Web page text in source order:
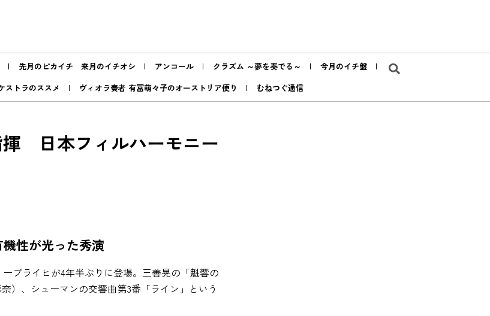
先月のピカイチ 来月のイチオシ アンコール クラズム ～夢を奏でる～
今月のイチ盤
ストラのススメ ヴィオラ奏者 有冨萌々子のオーストリア便り むねつぐ通信
揮 日本フィルハーモニー
性が光った秀演
プライヒが4年半ぶりに登場。三善晃の「魁響の
）、シューマンの交響曲第3番「ライン」という